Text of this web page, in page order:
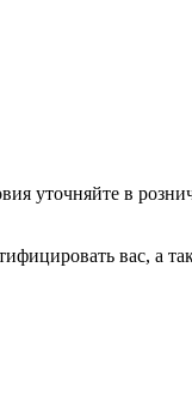
уточняйте в
вас, а